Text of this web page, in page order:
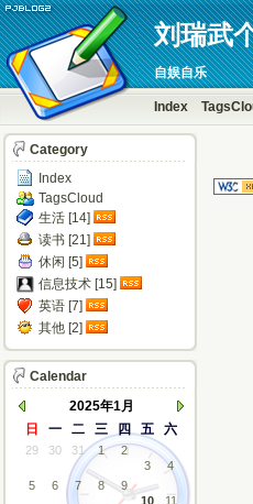
刘瑞武
自娱自乐
Index
Category
Index
TagsCloud
生活 [14]
读书 [21]
休闲 [5]
信息技术 [15]
英语 [7]
其他 [2]
Calendar
2025年1月
日
一 二 三 四 五 六
29 30 31 1
2
3
4
5
6 7 8
9
10
11